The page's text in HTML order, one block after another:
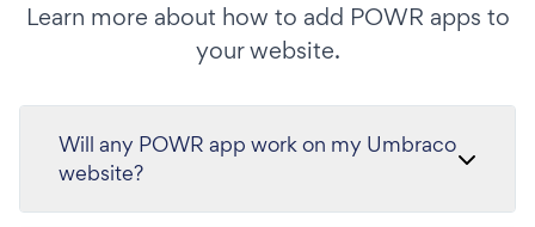
Learn more about how to add POWR apps to
your website.
Will any POWR app work on my Umbraco
website?